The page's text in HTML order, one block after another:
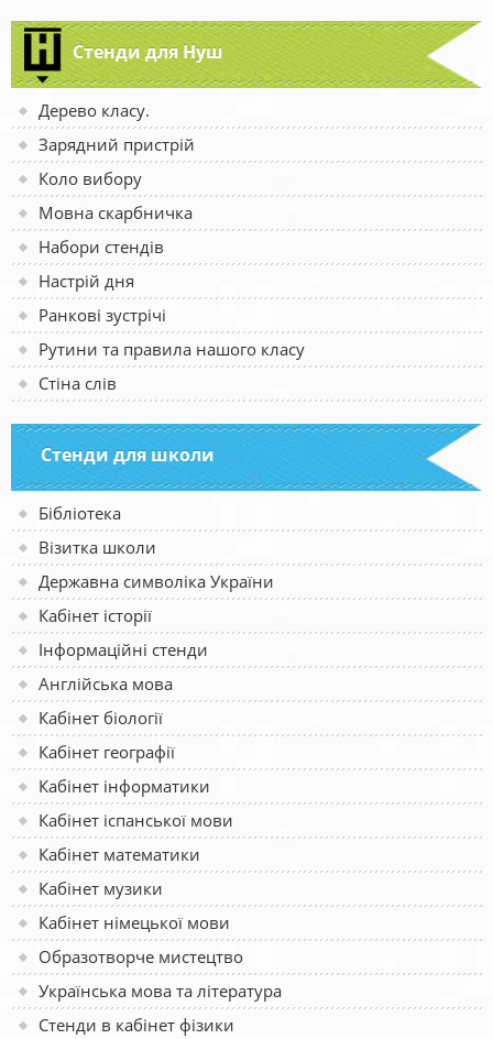
Стенди для Нуш
Дерево класу.
Зарядний пристрій
Коло вибору
Мовна скарбничка
Набори стендів
Настрій дня
Ранкові зустрічі
Рутини та правила нашого класу
Стіна слів
Стенди для школи
Бібліотека
Візитка школи
Державна символіка України
Кабінет історії
Інформаційні стенди
Англійська мова
Кабінет біології
Кабінет географії
Кабінет інформатики
Кабінет іспанської мови
Кабінет математики
Кабінет музики
Кабінет німецької мови
Образотворче мистецтво
Українська мова та література
Стенди в кабінет фізики